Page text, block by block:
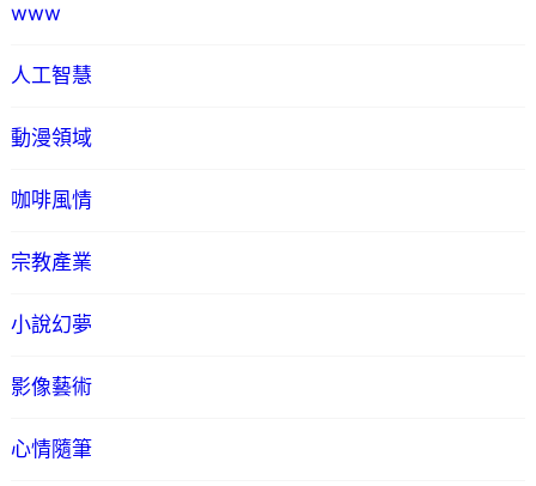
www
人工智慧
動漫領域
咖啡風情
宗教產業
小說幻夢
影像藝術
心情隨筆